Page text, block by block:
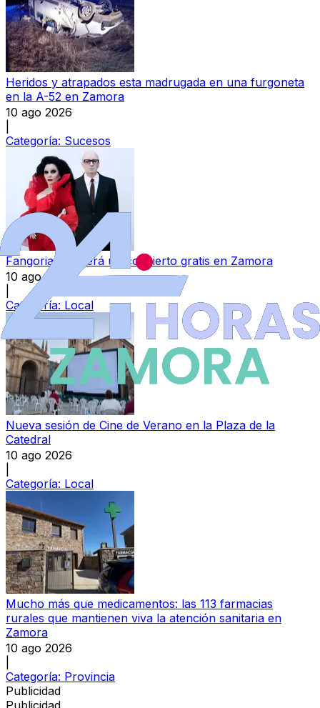
Heridos y atrapados esta madrugada en una furgoneta
en la A-52 en Zamora
10 ago 2026
Categoría: Sucesos
Fangoria ofrecerá un concierto gratis en Zamora
10 ago 2026
Categoría: Local
Nueva sesión de Cine de Verano en la Plaza de la
Catedral
10 ago 2026
Categoría: Local
Mucho más que medicamentos: las 113 farmacias
rurales que mantienen viva la atención sanitaria en
Zamora
10 ago 2026
Categoría: Provincia
Publicidad